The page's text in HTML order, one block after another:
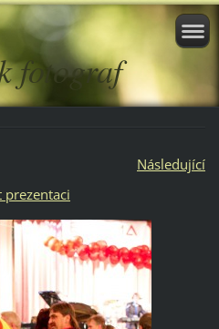
fotograf
Následující
prezentaci